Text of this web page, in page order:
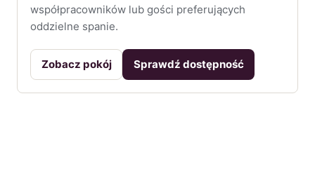
współpracowników lub gości preferujących
oddzielne spanie.
Zobacz pokój Sprawdź dostępność